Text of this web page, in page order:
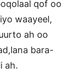
qof oo
waayeel,
ah oo
bara-
ah.